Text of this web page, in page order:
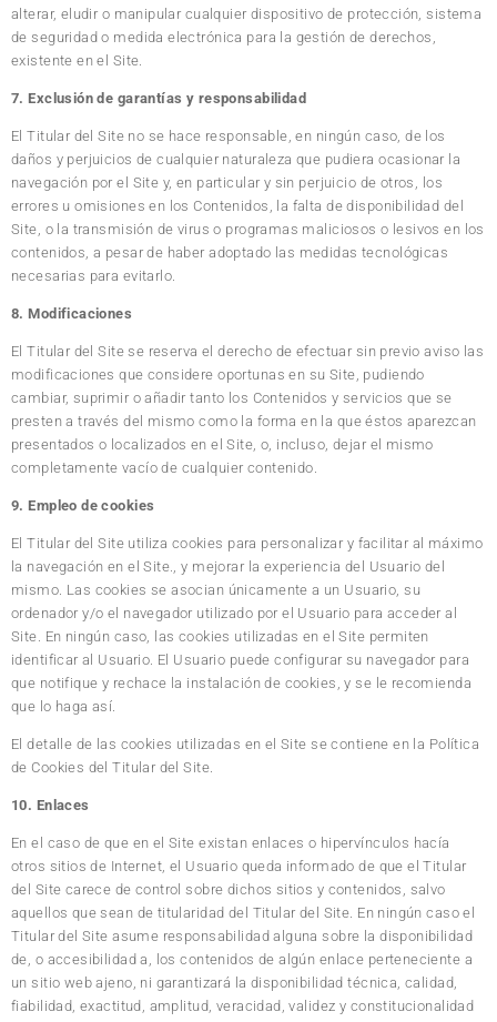
alterar, eludir o manipular cualquier dispositivo de protección, sistema
de seguridad o medida electrónica para la gestión de derechos,
existente en el Site.
7. Exclusión de garantías y responsabilidad
El Titular del Site no se hace responsable, en ningún caso, de los
daños y perjuicios de cualquier naturaleza que pudiera ocasionar la
navegación por el Site y, en particular y sin perjuicio de otros, los
errores u omisiones en los Contenidos, la falta de disponibilidad del
Site, o la transmisión de virus o programas maliciosos o lesivos en los
contenidos, a pesar de haber adoptado las medidas tecnológicas
necesarias para evitarlo.
8. Modificaciones
El Titular del Site se reserva el derecho de efectuar sin previo aviso las
modificaciones que considere oportunas en su Site, pudiendo
cambiar, suprimir o añadir tanto los Contenidos y servicios que se
presten a través del mismo como la forma en la que éstos aparezcan
presentados o localizados en el Site, o, incluso, dejar el mismo
completamente vacío de cualquier contenido.
9. Empleo de cookies
El Titular del Site utiliza cookies para personalizar y facilitar al máximo
la navegación en el Site., y mejorar la experiencia del Usuario del
mismo. Las cookies se asocian únicamente a un Usuario, su
ordenador y/o el navegador utilizado por el Usuario para acceder al
Site. En ningún caso, las cookies utilizadas en el Site permiten
identificar al Usuario. El Usuario puede configurar su navegador para
que notifique y rechace la instalación de cookies, y se le recomienda
que lo haga así.
El detalle de las cookies utilizadas en el Site se contiene en la Política
de Cookies del Titular del Site.
10. Enlaces
En el caso de que en el Site existan enlaces o hipervínculos hacía
otros sitios de Internet, el Usuario queda informado de que el Titular
del Site carece de control sobre dichos sitios y contenidos, salvo
aquellos que sean de titularidad del Titular del Site. En ningún caso el
Titular del Site asume responsabilidad alguna sobre la disponibilidad
de, o accesibilidad a, los contenidos de algún enlace perteneciente a
un sitio web ajeno, ni garantizará la disponibilidad técnica, calidad,
fiabilidad, exactitud, amplitud, veracidad, validez y constitucionalidad